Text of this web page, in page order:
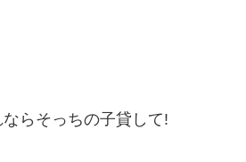
らそっちの子貸して!